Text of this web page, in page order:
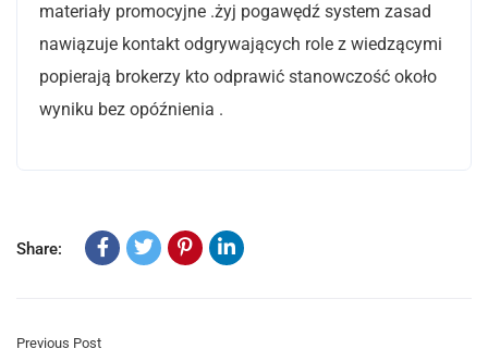
materiały promocyjne .żyj pogawędź system zasad
nawiązuje kontakt odgrywających role z wiedzącymi
popierają brokerzy kto odprawić stanowczość około
wyniku bez opóźnienia .
Share:
Previous Post